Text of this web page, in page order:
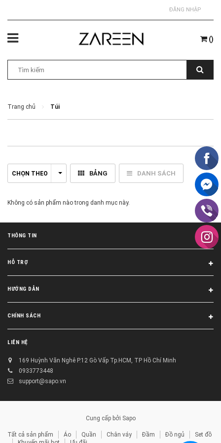
ĐĂNG NHẬP
()
Trang chủ Túi
CHỌN THEO BẢNG DANH SÁCH
Không có sản phẩm nào trong danh mục này.
THÔNG TIN
HỖ TRỢ
HƯỚNG DẪN
CHÍNH SÁCH
LIÊN HỆ
169 Huỳnh Văn Nghê P.12 Gò Vấp Tp.HCM, TP Hồ Chí Minh
0933773448
support@sapo.vn
Cung cấp bởi Sapo
Tất cả sản phẩm Áo Quần Chân váy Đầm Đồ ngủ
Set đồ